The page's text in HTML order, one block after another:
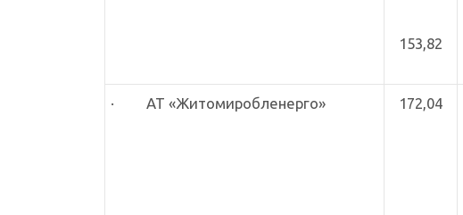
153,82
· АТ «Житомиробленерго» 172,04